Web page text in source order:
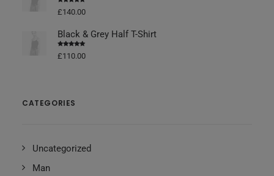
Vurderet
4.50ud af
£140.00
Black & Grey Half T-Shirt
Vurderet
4.50 ud af
£110.00
CATEGORIES
Uncategorized
Man